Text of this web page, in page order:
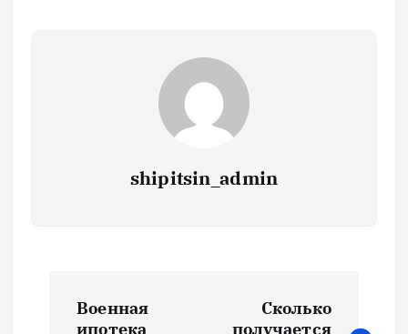
shipitsin_admin
Военная
ипотека
Сколько
получается